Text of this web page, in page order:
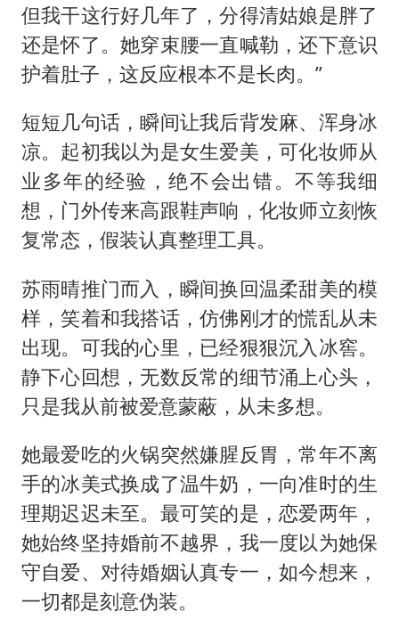
但我干这行好几年了，分得清姑娘是胖了
还是怀了。她穿束腰一直喊勒，还下意识
护着肚子，这反应根本不是长肉。”
短短几句话，瞬间让我后背发麻、浑身冰
凉。起初我以为是女生爱美，可化妆师从
业多年的经验，绝不会出错。不等我细
想，门外传来高跟鞋声响，化妆师立刻恢
复常态，假装认真整理工具。
苏雨晴推门而入，瞬间换回温柔甜美的模
样，笑着和我搭话，仿佛刚才的慌乱从未
出现。可我的心里，已经狠狠沉入冰窖。
静下心回想，无数反常的细节涌上心头，
只是我从前被爱意蒙蔽，从未多想。
她最爱吃的火锅突然嫌腥反胃，常年不离
手的冰美式换成了温牛奶，一向准时的生
理期迟迟未至。最可笑的是，恋爱两年，
她始终坚持婚前不越界，我一度以为她保
守自爱、对待婚姻认真专一，如今想来，
一切都是刻意伪装。